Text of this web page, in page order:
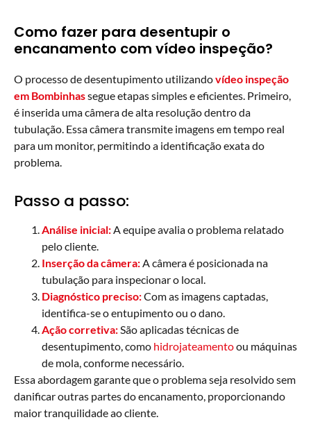
Como fazer para desentupir o
encanamento com vídeo inspeção?
O processo de desentupimento utilizandovídeo inspeção
em Bombinhassegue etapas simples e eficientes. Primeiro,
é inserida uma câmera de alta resolução dentro da
tubulação. Essa câmera transmite imagens em tempo real
para um monitor, permitindo a identificação exata do
problema.
Passo a passo:
Análise inicial:A equipe avalia o problema relatado
pelo cliente.
Inserção da câmera:A câmera é posicionada na
tubulação para inspecionar o local.
Diagnóstico preciso:Com as imagens captadas,
identifica-se o entupimento ou o dano.
Ação corretiva:São aplicadas técnicas de
desentupimento, como hidrojateamentoou máquinas
de mola, conforme necessário.
Essa abordagem garante que o problema seja resolvido sem
danificar outras partes do encanamento, proporcionando
maior tranquilidade ao cliente.